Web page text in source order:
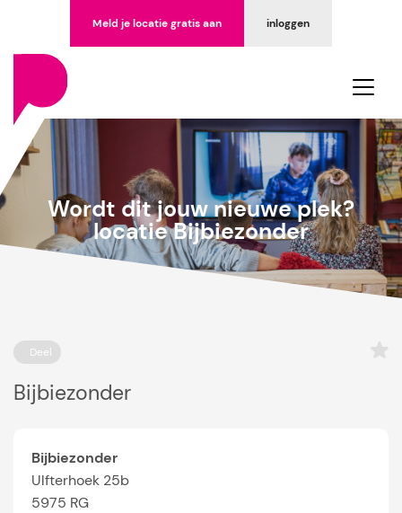
inloggen
Meld je locatie gratis aan
Wordt dit jouw nieuwe plek?
locatie Bijbiezonder
Deel
Bijbiezonder
Bijbiezonder
Ulfterhoek 25b
5975 RG